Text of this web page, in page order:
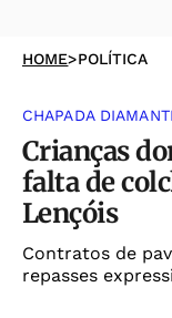
HOME>POLÍTICA
CHAPADA
Crianças
falta de
Lençóis
Contratos de
repasses